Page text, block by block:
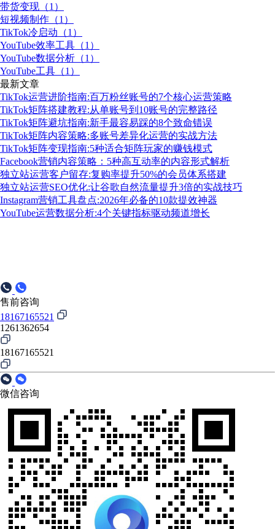
带货变现（1）
短视频制作（1）
TikTok冷启动（1）
YouTube效率工具（1）
YouTube数据分析（1）
YouTube工具（1）
最新文章
TikTok运营进阶指南:百万粉丝账号的7个核心运营策略
TikTok矩阵搭建教程:从单账号到10账号的完整路径
TikTok矩阵避坑指南:新手最容易踩的8个致命错误
TikTok矩阵内容策略:多账号差异化运营的实战方法
TikTok矩阵变现指南:5种适合矩阵玩家的赚钱模式
Facebook营销内容策略：5种高互动率的内容形式解析
独立站运营客户留存:复购率提升50%的会员体系搭建
独立站运营SEO优化:让谷歌自然流量提升3倍的实战技巧
Instagram营销工具盘点:2026年必备的10款提效神器
YouTube运营数据分析:4个关键指标驱动频道增长
售前咨询
18167165521
1261362654
18167165521
微信咨询